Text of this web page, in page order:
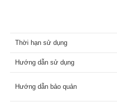
Thời hạn sử dụng
Hướng dẫn sử dụng
Hướng dẫn bảo quản